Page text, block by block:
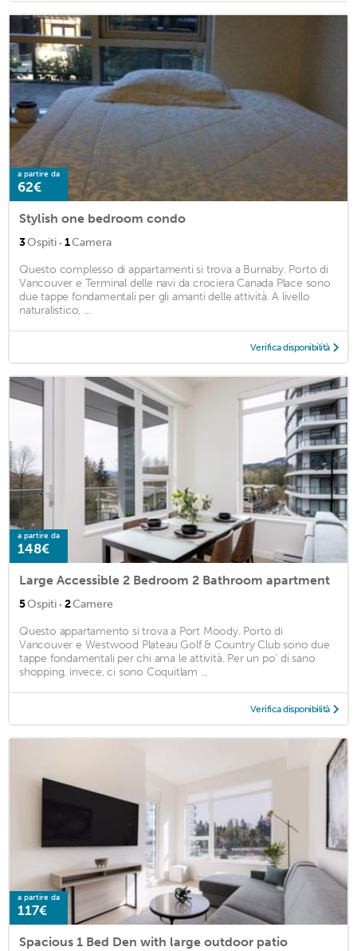
a partire da
62€
Stylish one bedroom condo
3Ospiti · 1Camera
Questo complesso di appartamenti si trova a Burnaby. Porto di
Vancouver e Terminal delle navi da crociera Canada Place sono
due tappe fondamentali per gli amanti delle attività. A livello
naturalistico, ...
Verifica disponibilità
a partire da
148€
Large Accessible 2 Bedroom 2 Bathroom apartment
5Ospiti · 2Camere
Questo appartamento si trova a Port Moody. Porto di
Vancouver e Westwood Plateau Golf & Country Club sono due
tappe fondamentali per chi ama le attività. Per un po' di sano
shopping, invece, ci sono Coquitlam ...
Verifica disponibilità
a partire da
117€
Spacious 1 Bed Den with large outdoor patio